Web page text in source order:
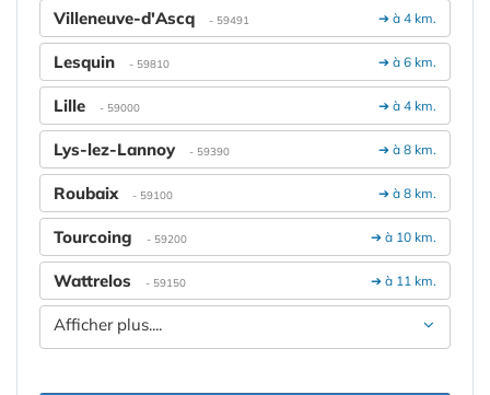
➔ à 4 km.
Villeneuve-d'Ascq - 59491
➔ à 6 km.
Lesquin - 59810
➔ à 4 km.
Lille - 59000
➔ à 8 km.
Lys-lez-Lannoy - 59390
➔ à 8 km.
Roubaix - 59100
➔ à 10 km.
Tourcoing - 59200
➔ à 11 km.
Wattrelos - 59150
Afficher plus....